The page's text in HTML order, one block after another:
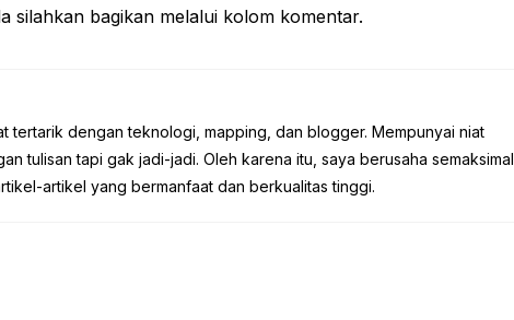
silahkan bagikan melalui kolom komentar.
tertarik dengan teknologi, mapping, dan blogger. Mempunyai niat
tulisan tapi gak jadi-jadi. Oleh karena itu, saya berusaha semaksimal
artikel yang bermanfaat dan berkualitas tinggi.